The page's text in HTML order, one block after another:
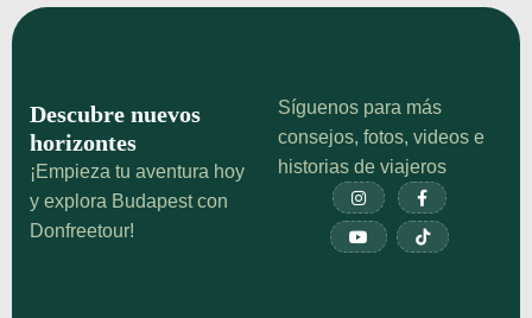
¡Echa un vistazo!
Descubre nuevos
horizontes
¡Empieza tu aventura hoy
y explora Budapest con
Donfreetour!
Síguenos para más
consejos, fotos, videos e
historias de viajeros
 
 